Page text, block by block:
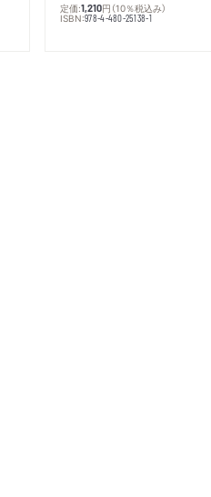
定価:1,210円 （10％税込み）
ISBN:978-4-480-25138-1